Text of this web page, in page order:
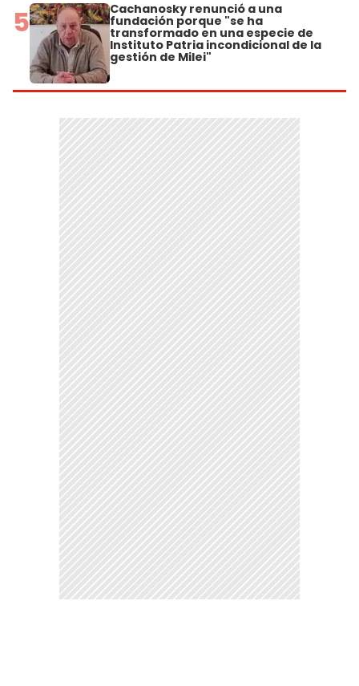
5 Cachanosky renunció a una
fundación porque "se ha
transformado en una especie de
Instituto Patria incondicional de la
gestión de Milei"